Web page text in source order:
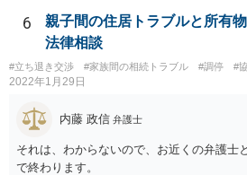
「面会に来てくれ」で、長男に聞くと「面
話の使い方を教える為に会っている」「母
電話が切れました。その後の電話でも「食
にチップが埋められている」等、おかしか
録、介護認定の資料、介護記録を取得して
方がよいと思います。
6
親子間の住居トラブルと所有
法律相談
#立ち退き交渉 #家族間の相続トラブル #調停 #
2022年1月29日
内藤 政信 弁護士
それは、わからないので、お近くの弁護士
で終わります。